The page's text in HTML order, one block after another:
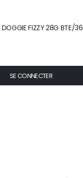
DOGGIE FIZZY 28G BTE/36
SE CONNECTER